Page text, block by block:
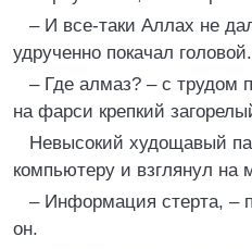
– И все-таки Аллах не
удрученно покачал
– Где алмаз? – с трудом
на фарси крепкий
Невысокий худощавый
компьютеру и взглянул на
– Информация стерта, –
он.